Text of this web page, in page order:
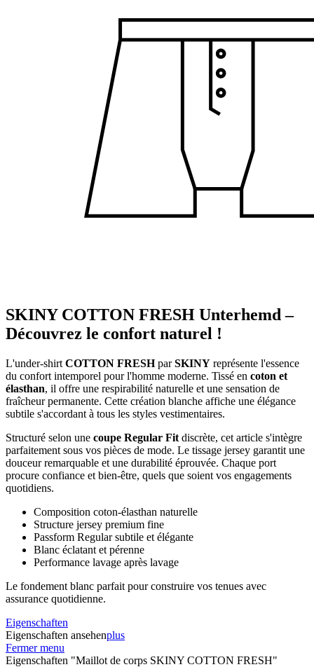
SKINY COTTON FRESH Unterhemd –
Découvrez le confort naturel !
L'under-shirt COTTON FRESHparSKINY représente l'essence
du confort intemporel pour l'homme moderne. Tissé en coton et
élasthan, il offre une respirabilité naturelle et une sensation de
fraîcheur permanente. Cette création blanche affiche une élégance
subtile s'accordant à tous les styles vestimentaires.
Structuré selon une coupe Regular Fit discrète, cet article s'intègre
parfaitement sous vos pièces de mode. Le tissage jersey garantit une
douceur remarquable et une durabilité éprouvée. Chaque port
procure confiance et bien-être, quels que soient vos engagements
quotidiens.
Composition coton-élasthan naturelle
Structure jersey premium fine
Passform Regular subtile et élégante
Blanc éclatant et pérenne
Performance lavage après lavage
Le fondement blanc parfait pour construire vos tenues avec
assurance quotidienne.
Eigenschaften
Eigenschaften ansehenplus
Fermer menu
Eigenschaften "Maillot de corps SKINY COTTON FRESH"